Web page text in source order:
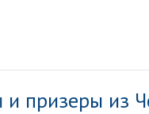
призеры из